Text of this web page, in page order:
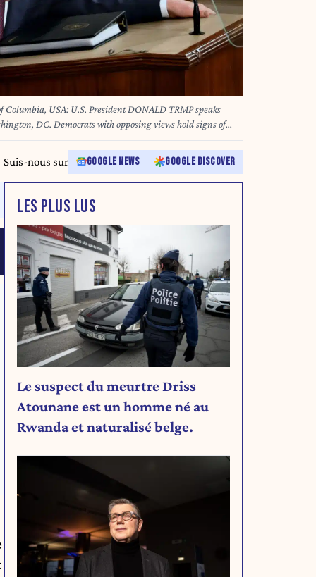
USA: U.S. President DONALD TRMP speaks
views hold signs of
leapt to their feet in applause all night. (Credit
Suis-nous sur GOOGLE NEWS GOOGLE DISCOVER
LES PLUS LUS
Le suspect du meurtre Driss
Atounane est un homme né au
Rwanda et naturalisé belge.